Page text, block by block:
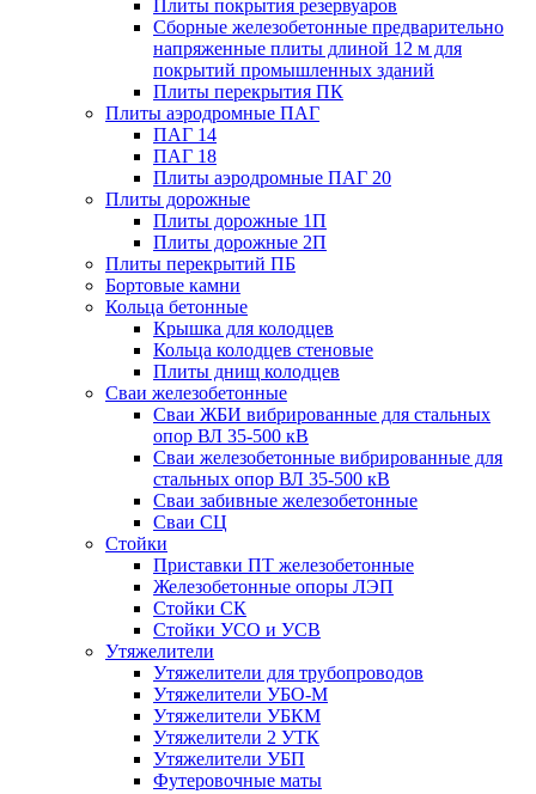
Плиты покрытия резервуаров
Сборные железобетонные предварительно
напряженные плиты длиной 12 м для
покрытий промышленных зданий
Плиты перекрытия ПК
Плиты аэродромные ПАГ
ПАГ 14
ПАГ 18
Плиты аэродромные ПАГ 20
Плиты дорожные
Плиты дорожные 1П
Плиты дорожные 2П
Плиты перекрытий ПБ
Бортовые камни
Кольца бетонные
Крышка для колодцев
Кольца колодцев стеновые
Плиты днищ колодцев
Сваи железобетонные
Сваи ЖБИ вибрированные для стальных
опор ВЛ 35-500 кВ
Сваи железобетонные вибрированные для
стальных опор ВЛ 35-500 кВ
Сваи забивные железобетонные
Сваи СЦ
Стойки
Приставки ПТ железобетонные
Железобетонные опоры ЛЭП
Стойки СК
Стойки УСО и УСВ
Утяжелители
Утяжелители для трубопроводов
Утяжелители УБО-М
Утяжелители УБКМ
Утяжелители 2 УТК
Утяжелители УБП
Футеровочные маты